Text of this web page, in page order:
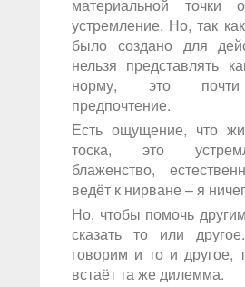
материальной
устремление. Но, так
было создано для
нельзя представлять
норму, это почти
предпочтение.
Есть ощущение, что
тоска, это
блаженство,
ведёт к нирване – я
Но, чтобы помочь
сказать то или
говорим и то и другое,
встаёт та же дилемма.